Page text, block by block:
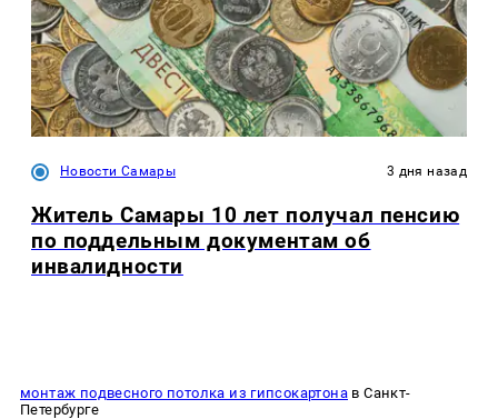
Новости Самары 3 дня назад
Житель Самары 10 лет получал пенсию
по поддельным документам об
инвалидности
монтаж подвесного потолка из гипсокартона в Санкт-
Петербурге